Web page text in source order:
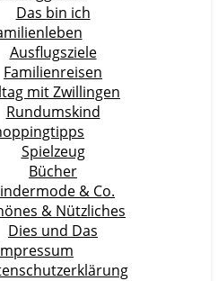
Das bin ich
Ausflugsziele
Familienreisen
mit Zwillingen
Rundumskind
Spielzeug
Bücher
& Co.
& Nützliches
Dies und Das